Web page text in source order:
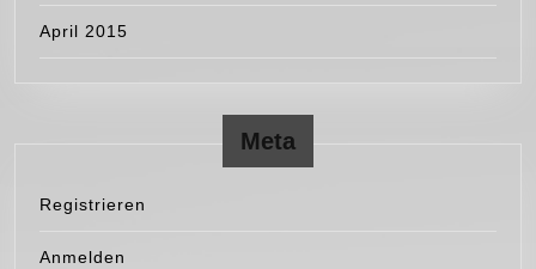
April 2015
Meta
Registrieren
Anmelden